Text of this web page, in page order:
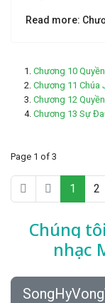
Read more:
Chương 10
Chương 11 Chúa
Chương 12
Chương 13 Sự
Page 1 of 3
1 2
Chúng
nhạc